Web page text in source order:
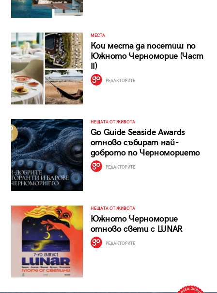
МЕСТА
Кои места да посетиш по
Южното Черноморие (Част
II)
РЕДАКТОРИТЕ
НЕЩАТА ОТ ЖИВОТА
Go Guide Seaside Awards
отново събират най-
доброто по Черноморието
РЕДАКТОРИТЕ
НЕЩАТА ОТ ЖИВОТА
Южното Черноморие
отново свети с LUNAR
РЕДАКТОРИТЕ